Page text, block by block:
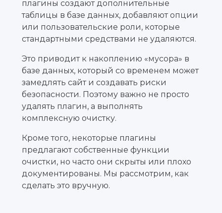
плагины создают дополнительные
таблицы в базе данных, добавляют опции
или пользовательские роли, которые
стандартными средствами не удаляются.
Это приводит к накоплению «мусора» в
базе данных, который со временем может
замедлять сайт и создавать риски
безопасности. Поэтому важно не просто
удалять плагин, а выполнять
комплексную очистку.
Кроме того, некоторые плагины
предлагают собственные функции
очистки, но часто они скрыты или плохо
документированы. Мы рассмотрим, как
сделать это вручную.